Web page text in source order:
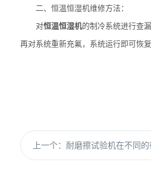
二、恒温恒湿机维修方法：
对恒温恒湿机的制冷系统进行查
再对系统重新充氟，系统运行即可恢
上一个： 耐磨擦试验机在不同